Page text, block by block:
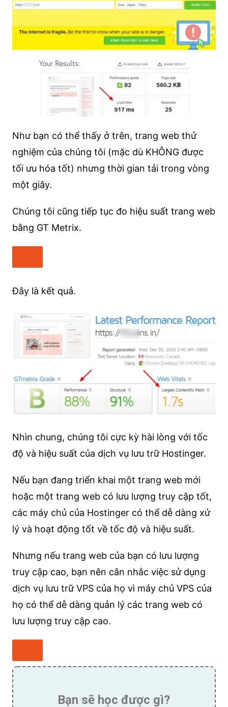
Như bạn có thể thấy ở trên, trang web thử
nghiệm của chúng tôi (mặc dù KHÔNG được
tối ưu hóa tốt) nhưng thời gian tải trong vòng
một giây.
Chúng tôi cũng tiếp tục đo hiệu suất trang web
bằng GT Metrix.
Đây là kết quả.
Nhìn chung, chúng tôi cực kỳ hài lòng với tốc
độ và hiệu suất của dịch vụ lưu trữ Hostinger.
Nếu bạn đang triển khai một trang web mới
hoặc một trang web có lưu lượng truy cập tốt,
các máy chủ của Hostinger có thể dễ dàng xử
lý và hoạt động tốt về tốc độ và hiệu suất.
Nhưng nếu trang web của bạn có lưu lượng
truy cập cao, bạn nên cân nhắc việc sử dụng
dịch vụ lưu trữ VPS của họ vì máy chủ VPS của
họ có thể dễ dàng quản lý các trang web có
lưu lượng truy cập cao.
Bạn sẽ học được gì?